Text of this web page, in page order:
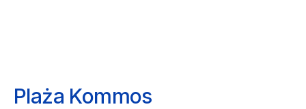
Plaża Kommos